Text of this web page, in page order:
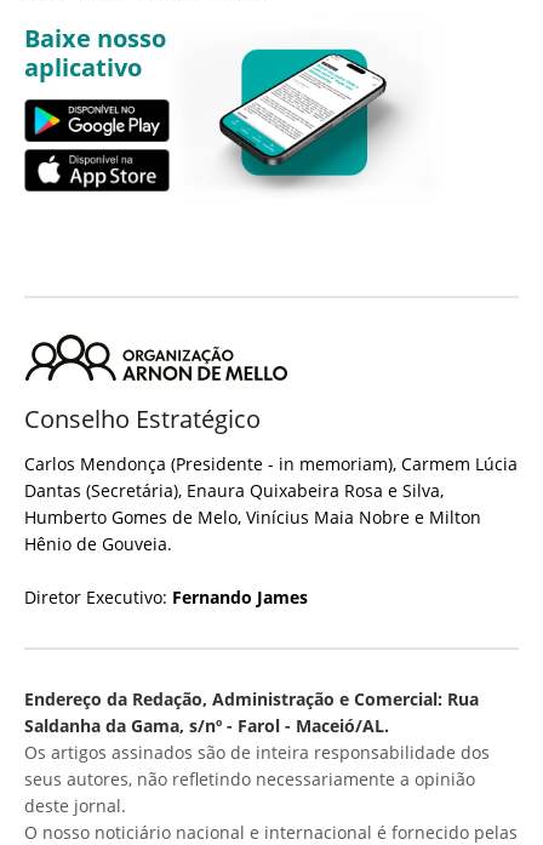
Baixe nosso
aplicativo
Conselho Estratégico
Carlos Mendonça (Presidente - in memoriam), Carmem Lúcia
Dantas (Secretária), Enaura Quixabeira Rosa e Silva,
Humberto Gomes de Melo, Vinícius Maia Nobre e Milton
Hênio de Gouveia.
Diretor Executivo: Fernando James
Endereço da Redação, Administração e Comercial: Rua
Saldanha da Gama, s/nº - Farol - Maceió/AL.
Os artigos assinados são de inteira responsabilidade dos
seus autores, não refletindo necessariamente a opinião
deste jornal.
O nosso noticiário nacional e internacional é fornecido pelas